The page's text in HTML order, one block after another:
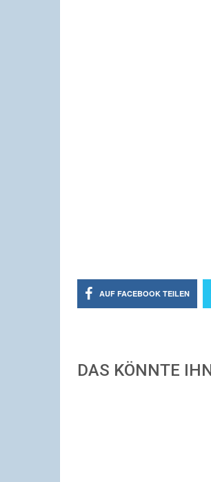
AUF FACEBOOK TEILEN
DAS KÖNNTE